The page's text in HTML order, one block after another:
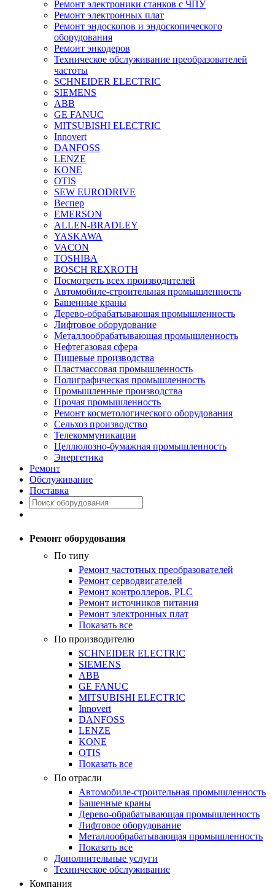
Ремонт электроники станков с ЧПУ
Ремонт электронных плат
Ремонт эндоскопов и эндоскопического
оборудования
Ремонт энкодеров
Техническое обслуживание преобразователей
частоты
SCHNEIDER ELECTRIC
SIEMENS
ABB
GE FANUC
MITSUBISHI ELECTRIC
Innovert
DANFOSS
LENZE
KONE
OTIS
SEW EURODRIVE
Веспер
EMERSON
ALLEN-BRADLEY
YASKAWA
VACON
TOSHIBA
BOSCH REXROTH
Посмотреть всех производителей
Автомобиле-строительная промышленность
Башенные краны
Дерево-обрабатывающая промышленность
Лифтовое оборудование
Металлообрабатывающая промышленность
Нефтегазовая сфера
Пищевые производства
Пластмассовая промышленность
Полиграфическая промышленность
Промышленные производства
Прочая промышленность
Ремонт косметологического оборудования
Сельхоз производство
Телекоммуникации
Целлюлозно-бумажная промышленность
Энергетика
Ремонт
Обслуживание
Поставка
Ремонт оборудования
По типу
Ремонт частотных преобразователей
Ремонт серводвигателей
Ремонт контроллеров, PLC
Ремонт источников питания
Ремонт электронных плат
Показать все
По производителю
SCHNEIDER ELECTRIC
SIEMENS
ABB
GE FANUC
MITSUBISHI ELECTRIC
Innovert
DANFOSS
LENZE
KONE
OTIS
Показать все
По отрасли
Автомобиле-строительная промышленность
Башенные краны
Дерево-обрабатывающая промышленность
Лифтовое оборудование
Металлообрабатывающая промышленность
Показать все
Дополнительные услуги
Техническое обслуживание
Компания